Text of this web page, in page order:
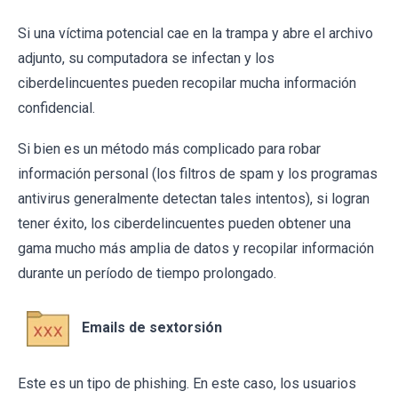
Si una víctima potencial cae en la trampa y abre el archivo
adjunto, su computadora se infectan y los
ciberdelincuentes pueden recopilar mucha información
confidencial.
Si bien es un método más complicado para robar
información personal (los filtros de spam y los programas
antivirus generalmente detectan tales intentos), si logran
tener éxito, los ciberdelincuentes pueden obtener una
gama mucho más amplia de datos y recopilar información
durante un período de tiempo prolongado.
Emails de sextorsión
Este es un tipo de phishing. En este caso, los usuarios